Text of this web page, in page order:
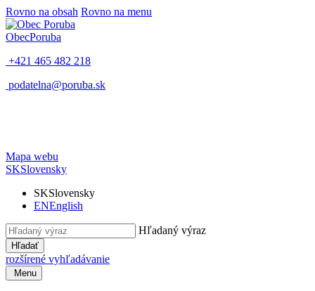
Rovno na obsah Rovno na menu
ObecPoruba
+421 465 482 218
podatelna@poruba.sk
Mapa webu
SKSlovensky
SKSlovensky
ENEnglish
Hľadaný výraz
Hľadať
rozšírené vyhľadávanie
Menu